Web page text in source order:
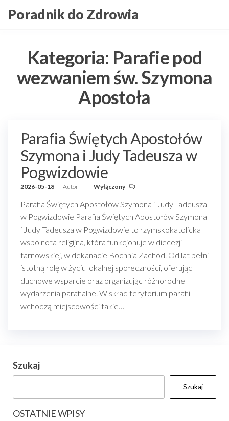
doPoradnik do Zdrowia
Kategoria: Parafie pod
wezwaniem św. Szymona
Apostoła
Parafia Świętych Apostołów
Szymona i Judy Tadeusza w
Pogwizdowie
2026-05-18 Autor Wyłączony
Parafia Świętych Apostołów Szymona i Judy Tadeusza
w Pogwizdowie Parafia Świętych Apostołów Szymona
i Judy Tadeusza w Pogwizdowie to rzymskokatolicka
wspólnota religijna, która funkcjonuje w diecezji
tarnowskiej, w dekanacie Bochnia Zachód. Od lat pełni
istotną rolę w życiu lokalnej społeczności, oferując
duchowe wsparcie oraz organizując różnorodne
wydarzenia parafialne. W skład terytorium parafii
wchodzą miejscowości takie…
Szukaj
Szukaj
OSTATNIE WPISY